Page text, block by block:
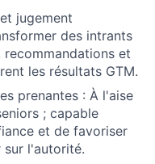
jugement
des intrants
et
les résultats GTM.
prenantes : À l'aise
; capable
et de favoriser
sur l'autorité.